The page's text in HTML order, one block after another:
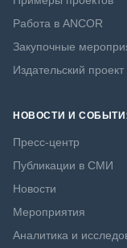
Работа в ANCOR
Закупочные
Издательский
НОВОСТИ И
Пресс-центр
Публикации в СМИ
Новости
Мероприятия
Аналитика и